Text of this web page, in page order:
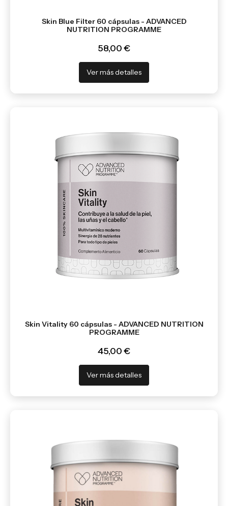
Skin Blue Filter 60 cápsulas - ADVANCED
NUTRITION PROGRAMME
58,00 €
Ver más detalles
Skin Vitality 60 cápsulas - ADVANCED NUTRITION
PROGRAMME
45,00 €
Ver más detalles